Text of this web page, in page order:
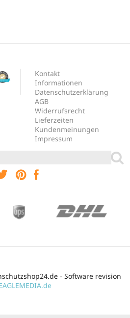
Kontakt
Informationen
Datenschutzerklärung
AGB
Widerrufsrecht
Lieferzeiten
Kundenmeinungen
Impressum
- Software revision